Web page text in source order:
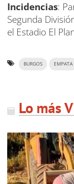
Incidencias:
Segunda
el Estadio El
BURGOS EMPATA
Lo más